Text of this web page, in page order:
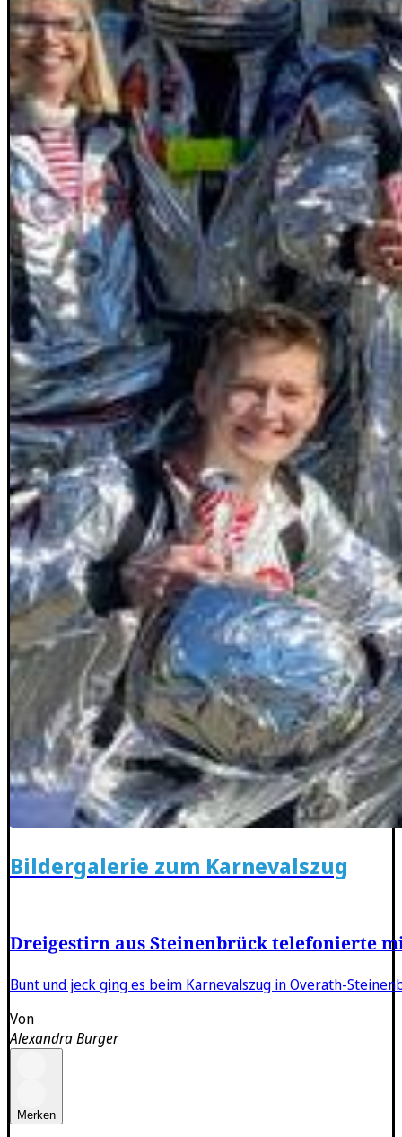
Bildergalerie zum Karnevalszug
Dreigestirn aus Steinenbrück telefonierte
Bunt und jeck ging es beim Karnevalszug in Overath-
Von
Alexandra Burger
Merken